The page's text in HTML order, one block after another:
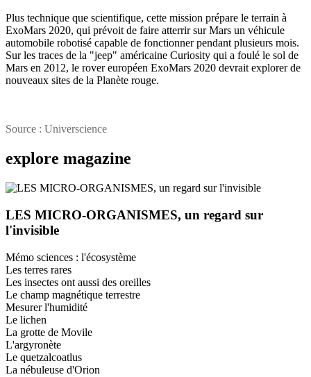
Plus technique que scientifique, cette mission prépare le terrain à
ExoMars 2020, qui prévoit de faire atterrir sur Mars un véhicule
automobile robotisé capable de fonctionner pendant plusieurs mois.
Sur les traces de la "jeep" américaine Curiosity qui a foulé le sol de
Mars en 2012, le rover européen ExoMars 2020 devrait explorer de
nouveaux sites de la Planète rouge.
Source : Universcience
explore magazine
LES MICRO-ORGANISMES, un regard sur
l'invisible
Mémo sciences : l'écosystème
Les terres rares
Les insectes ont aussi des oreilles
Le champ magnétique terrestre
Mesurer l'humidité
Le lichen
La grotte de Movile
L'argyronète
Le quetzalcoatlus
La nébuleuse d'Orion